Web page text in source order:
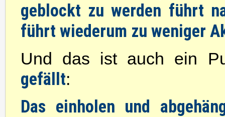
geblockt zu werden führt
führt wiederum zu weniger
Und das ist auch ein
gefällt:
Das einholen und